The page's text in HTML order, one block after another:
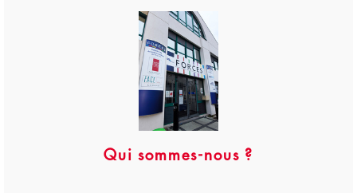
Qui sommes-nous ?